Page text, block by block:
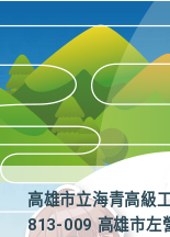
高雄市立海青高級
813-009 高雄市左